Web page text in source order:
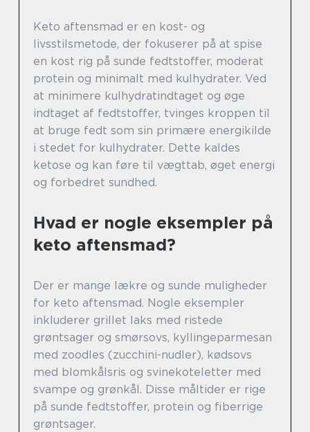
Keto aftensmad er en kost- og
livsstilsmetode, der fokuserer på at spise
en kost rig på sunde fedtstoffer, moderat
protein og minimalt med kulhydrater. Ved
at minimere kulhydratindtaget og øge
indtaget af fedtstoffer, tvinges kroppen til
at bruge fedt som sin primære energikilde
i stedet for kulhydrater. Dette kaldes
ketose og kan føre til vægttab, øget energi
og forbedret sundhed.
Hvad er nogle eksempler på
keto aftensmad?
Der er mange lækre og sunde muligheder
for keto aftensmad. Nogle eksempler
inkluderer grillet laks med ristede
grøntsager og smørsovs, kyllingeparmesan
med zoodles (zucchini-nudler), kødsovs
med blomkålsris og svinekoteletter med
svampe og grønkål. Disse måltider er rige
på sunde fedtstoffer, protein og fiberrige
grøntsager.